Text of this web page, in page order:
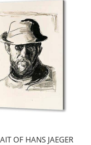
OF HANS JAEGER